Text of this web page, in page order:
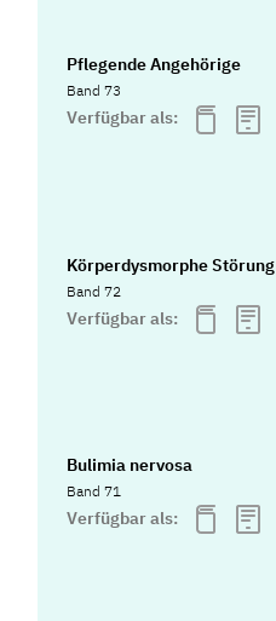
Pflegende Angehörige
Band 73
Verfügbar als:
Körperdysmorphe Störung
Band 72
Verfügbar als:
Bulimia nervosa
Band 71
Verfügbar als: